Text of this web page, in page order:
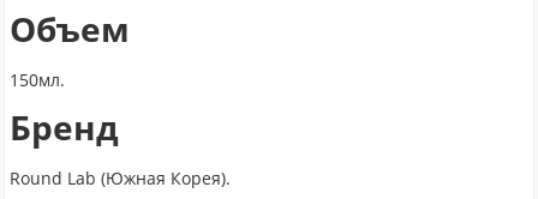
Объем
150мл.
Бренд
Round Lab (Южная Корея).